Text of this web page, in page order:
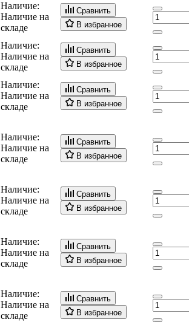
Наличие:
Наличие на
складе
Сравнить
В избранное
Наличие:
Наличие на
складе
Сравнить
В избранное
Наличие:
Наличие на
складе
Сравнить
В избранное
Наличие:
Наличие на
складе
Сравнить
В избранное
Наличие:
Наличие на
складе
Сравнить
В избранное
Наличие:
Наличие на
складе
Сравнить
В избранное
Наличие:
Наличие на
складе
Сравнить
В избранное